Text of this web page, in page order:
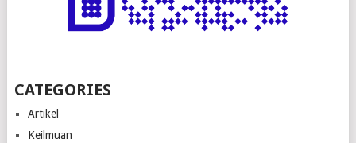
CATEGORIES
Artikel
Keilmuan